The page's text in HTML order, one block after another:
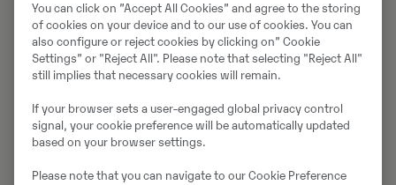
Senaste
nyheterna
om
Swecon
You can click on ”Accept All Cookies” and agree to the storing
of cookies on your device and to our use of cookies. You can
also configure or reject cookies by clicking on” Cookie
Settings” or "Reject All". Please note that selecting "Reject All"
still implies that necessary cookies will remain.
If your browser sets a user-engaged global privacy control
signal, your cookie preference will be automatically updated
based on your browser settings.
Please note that you can navigate to our Cookie Preference